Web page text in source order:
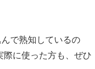
で熟知しているの
に使った方も、ぜひ